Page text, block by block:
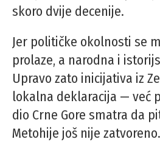
skoro dvije decenije.
Jer političke okolnosti se
prolaze, a narodna i
Upravo zato inicijativa iz
lokalna deklaracija — već
dio Crne Gore smatra da
Metohije još nije zatvoreno.